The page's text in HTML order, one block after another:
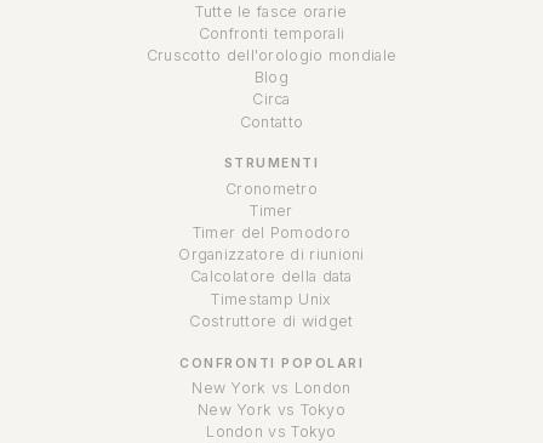
Tutte le fasce orarie
Confronti temporali
Cruscotto dell'orologio mondiale
Blog
Circa
Contatto
STRUMENTI
Cronometro
Timer
Timer del Pomodoro
Organizzatore di riunioni
Calcolatore della data
Timestamp Unix
Costruttore di widget
CONFRONTI POPOLARI
New York vs London
New York vs Tokyo
London vs Tokyo